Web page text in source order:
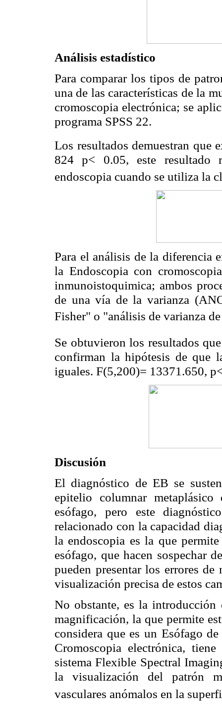
Análisis estadístico
Para comparar los tipos de
una de las características de la
cromoscopia electrónica; se
programa SPSS 22.
Los resultados demuestran que
824 p< 0.05, este resultado
endoscopia cuando se utiliza la
Para el análisis de la diferencia
la Endoscopia con
inmunoistoquimica; ambos
de una vía de la varianza
Fisher" o "análisis de varianza
Se obtuvieron los resultados
confirman la hipótesis de que
iguales. F(5,200)= 13371.650,
Discusión
El diagnóstico de EB se
epitelio columnar
esófago, pero este
relacionado con la capacidad
la endoscopia es la que
esófago, que hacen sospechar
pueden presentar los errores
visualización precisa de estos
No obstante, es la introducción
magnificación, la que permite
considera que es un Esófago
Cromoscopia electrónica,
sistema Flexible Spectral
la visualización del patrón
vasculares anómalos en la